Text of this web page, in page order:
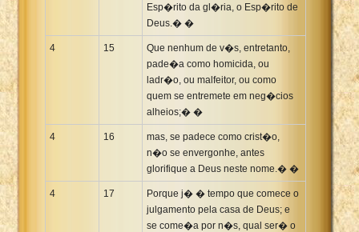
Esp�rito da gl�ria, o Esp�rito de
Deus.� �
4 15
Que nenhum de v�s, entretanto,
pade�a como homicida, ou
ladr�o, ou malfeitor, ou como
quem se entremete em neg�cios
alheios;� �
4 16
mas, se padece como crist�o,
n�o se envergonhe, antes
glorifique a Deus neste nome.� �
4 17
Porque j� � tempo que comece o
julgamento pela casa de Deus; e
se come�a por n�s, qual ser� o